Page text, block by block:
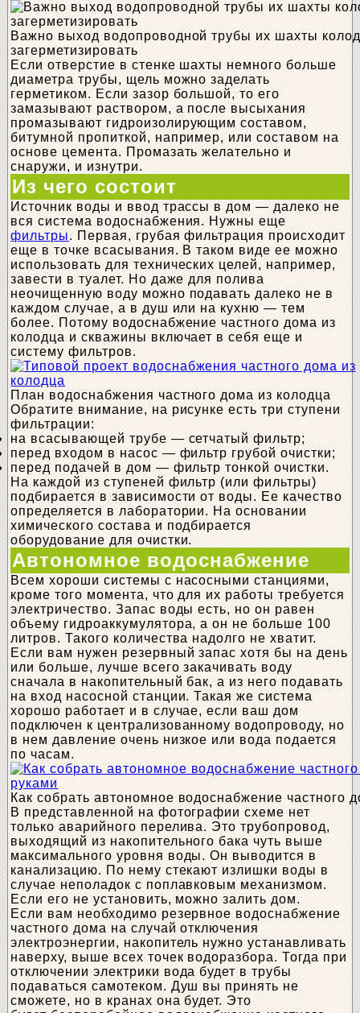
Важно выход водопроводной трубы их шахты
загерметизировать
Если отверстие в стенке шахты немного больше
диаметра трубы, щель можно заделать
герметиком. Если зазор большой, то его
замазывают раствором, а после высыхания
промазывают гидроизолирующим составом,
битумной пропиткой, например, или составом на
основе цемента. Промазать желательно и
снаружи, и изнутри.
Из чего состоит
Источник воды и ввод трассы в дом — далеко не
вся система водоснабжения. Нужны еще
фильтры. Первая, грубая фильтрация происходит
еще в точке всасывания. В таком виде ее можно
использовать для технических целей, например,
завести в туалет. Но даже для полива
неочищенную воду можно подавать далеко не в
каждом случае, а в душ или на кухню — тем
более. Потому водоснабжение частного дома из
колодца и скважины включает в себя еще и
систему фильтров.
План водоснабжения частного дома из колодца
Обратите внимание, на рисунке есть три ступени
фильтрации:
на всасывающей трубе — сетчатый фильтр;
перед входом в насос — фильтр грубой очистки;
перед подачей в дом — фильтр тонкой очистки.
На каждой из ступеней фильтр (или фильтры)
подбирается в зависимости от воды. Ее качество
определяется в лаборатории. На основании
химического состава и подбирается
оборудование для очистки.
Автономное водоснабжение
Всем хороши системы с насосными станциями,
кроме того момента, что для их работы требуется
электричество. Запас воды есть, но он равен
объему гидроаккумулятора, а он не больше 100
литров. Такого количества надолго не хватит.
Если вам нужен резервный запас хотя бы на день
или больше, лучше всего закачивать воду
сначала в накопительный бак, а из него подавать
на вход насосной станции. Такая же система
хорошо работает и в случае, если ваш дом
подключен к централизованному водопроводу, но
в нем давление очень низкое или вода подается
по часам.
Как собрать автономное водоснабжение частного
В представленной на фотографии схеме нет
только аварийного перелива. Это трубопровод,
выходящий из накопительного бака чуть выше
максимального уровня воды. Он выводится в
канализацию. По нему стекают излишки воды в
случае неполадок с поплавковым механизмом.
Если его не установить, можно залить дом.
Если вам необходимо резервное водоснабжение
частного дома на случай отключения
электроэнергии, накопитель нужно устанавливать
наверху, выше всех точек водоразбора. Тогда при
отключении электрики вода будет в трубы
подаваться самотеком. Душ вы принять не
сможете, но в кранах она будет. Это